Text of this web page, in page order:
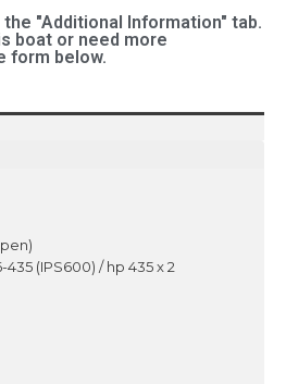
"Additional Information" tab.
boat or need more
form below.
435 (IPS600) / hp 435 x 2